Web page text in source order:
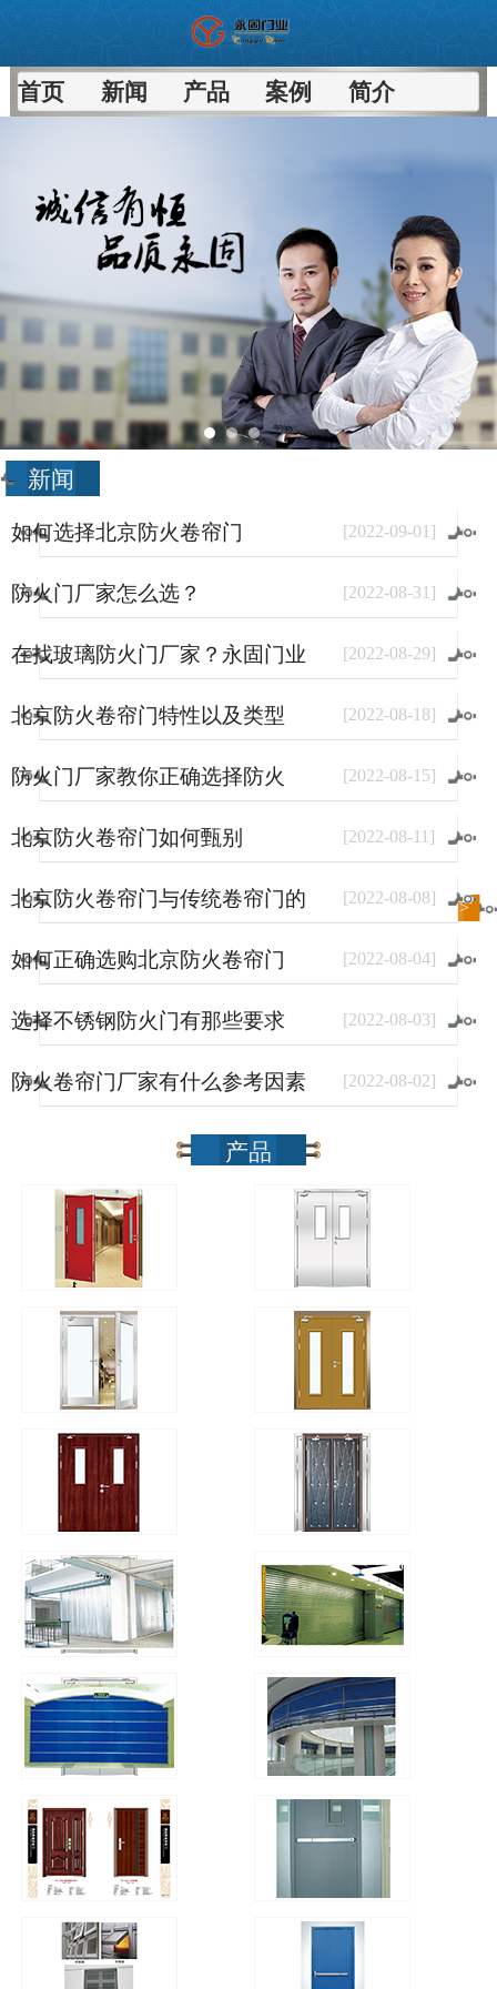
首页 新闻 产品 案例 简介
新闻
如何选择北京防火卷帘门 [2022-09-01 ]
防火门厂家怎么选？ [2022-08-31 ]
在找玻璃防火门厂家？永固门业
了解一下。
[2022-08-29]
北京防火卷帘门特性以及类型 [2022-08-18]
防火门厂家教你正确选择防火
门？
[2022-08-15]
北京防火卷帘门如何甄别 [2022-08-11 ]
北京防火卷帘门与传统卷帘门的
区别
[2022-08-08]
如何正确选购北京防火卷帘门 [2022-08-04]
选择不锈钢防火门有那些要求 [2022-08-03]
防火卷帘门厂家有什么参考因素 [2022-08-02]
进入新闻 频道>>
产品